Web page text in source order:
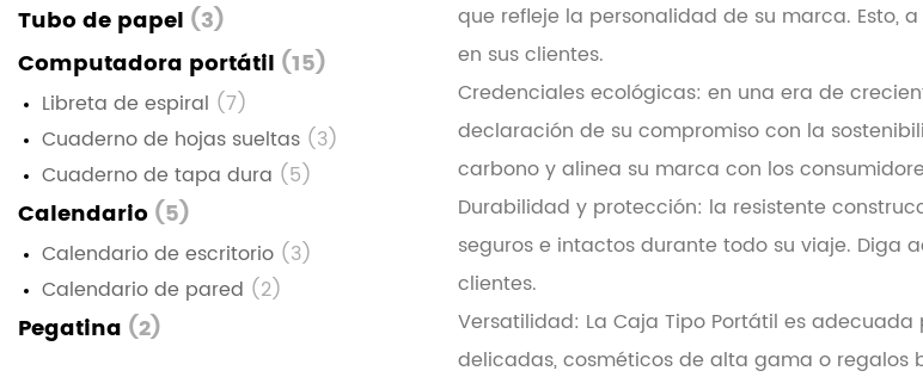
Tubo de papel (3)
Computadora portátil (15)
Libreta de espiral (7)
Cuaderno de hojas sueltas (3)
Cuaderno de tapa dura (5)
Calendario (5)
Calendario de escritorio (3)
Calendario de pared (2)
Pegatina (2)
que refleje la personalidad de su marca. Esto,
en sus clientes.
Credenciales ecológicas: en una era de
declaración de su compromiso con la
carbono y alinea su marca con los
Durabilidad y protección: la resistente
seguros e intactos durante todo su viaje. Diga
clientes.
Versatilidad: La Caja Tipo Portátil es
delicadas, cosméticos de alta gama o regalos